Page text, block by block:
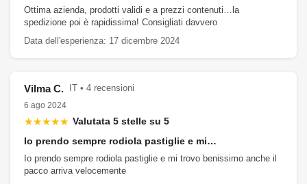
Ottima azienda, prodotti validi e a prezzi contenuti…la
spedizione poi è rapidissima! Consigliati davvero
Data dell'esperienza: 17 dicembre 2024
Vilma C.
IT • 4 recensioni
6 ago 2024
★★★★★ Valutata 5 stelle su 5
Io prendo sempre rodiola pastiglie e mi…
Io prendo sempre rodiola pastiglie e mi trovo benissimo anche il
pacco arriva velocemente